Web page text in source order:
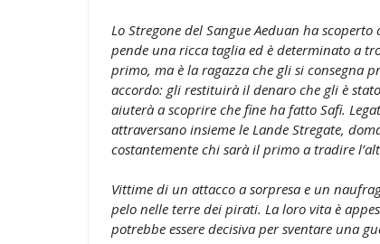
Lo Stregone del Sangue Aeduan ha scoperto
pende una ricca taglia ed è determinato a
primo, ma è la ragazza che gli si consegna
accordo: gli restituirà il denaro che gli è
aiuterà a scoprire che fine ha fatto Safi.
attraversano insieme le Lande Stregate,
costantemente chi sarà il primo a tradire
Vittime di un attacco a sorpresa e un
pelo nelle terre dei pirati. La loro vita è
potrebbe essere decisiva per sventare una